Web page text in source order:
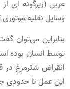
عربی (زیرگونه ای
وسایل نقلیه
بنابراین می‌توان
توسط انسان بوده
این عمل تا حدودی